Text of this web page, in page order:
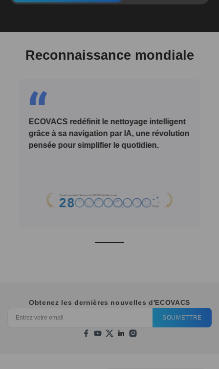
Reconnaissance mondiale
ECOVACS redéfinit le nettoyage intelligent
grâce à sa navigation par IA, une révolution
pensée pour simplifier le quotidien.
Obtenez les dernières nouvelles d'ECOVACS
SOUMETTRE